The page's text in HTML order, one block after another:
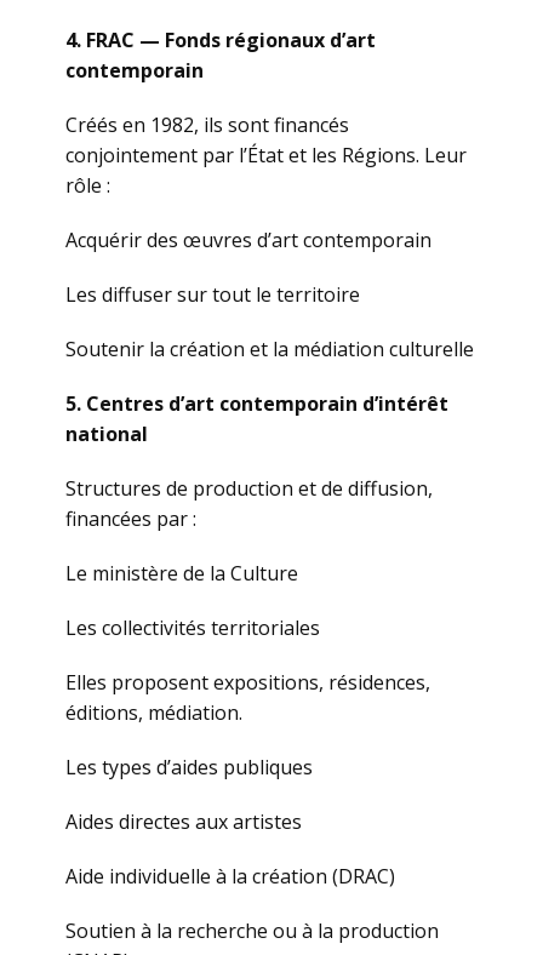
4. FRAC — Fonds régionaux d’art
contemporain
Créés en 1982, ils sont financés
conjointement par l’État et les Régions. Leur
rôle :
Acquérir des œuvres d’art contemporain
Les diffuser sur tout le territoire
Soutenir la création et la médiation culturelle
5. Centres d’art contemporain d’intérêt
national
Structures de production et de diffusion,
financées par :
Le ministère de la Culture
Les collectivités territoriales
Elles proposent expositions, résidences,
éditions, médiation.
Les types d’aides publiques
Aides directes aux artistes
Aide individuelle à la création (DRAC)
Soutien à la recherche ou à la production